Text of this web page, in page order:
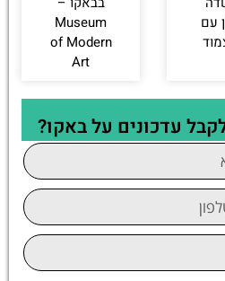
עם
Museum
of Modern
Art
עדכונים על באקו?